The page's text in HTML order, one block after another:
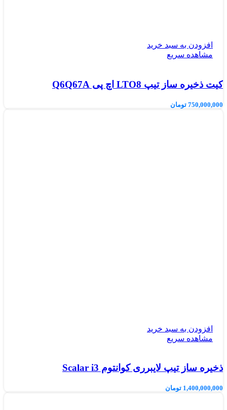
افزودن به سبد خرید
مشاهده سریع
کیت ذخیره ساز تیپ LTO8 اچ پی Q6Q67A
750,000,000 تومان
افزودن به سبد خرید
مشاهده سریع
ذخیره ساز تیپ لایبرری کوانتوم Scalar i3
1,400,000,000 تومان